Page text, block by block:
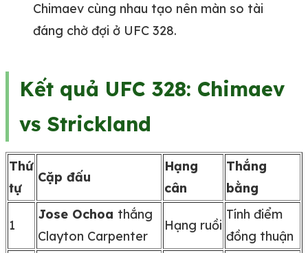
Chimaev cùng nhau tạo nên màn so tài
đáng chờ đợi ở UFC 328.
Kết quả UFC 328: Chimaev
vs Strickland
Thứ
tự
Cặp đấu
Hạng
cân
Thắng
bằng
1
Jose Ochoa thắng
Clayton Carpenter
Hạng ruồi
Tính điểm
đồng thuận